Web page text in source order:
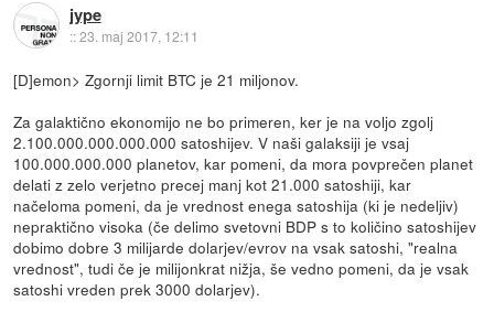
jype
::23. maj 2017, 12:11
[D]emon> Zgornji limit BTC je 21 miljonov.
Za galaktično ekonomijo ne bo primeren, ker je na voljo zgolj
2.100.000.000.000.000 satoshijev. V naši galaksiji je vsaj
100.000.000.000 planetov, kar pomeni, da mora povprečen planet
delati z zelo verjetno precej manj kot 21.000 satoshiji, kar
načeloma pomeni, da je vrednost enega satoshija (ki je nedeljiv)
nepraktično visoka (če delimo svetovni BDP s to količino satoshijev
dobimo dobre 3 milijarde dolarjev/evrov na vsak satoshi, "realna
vrednost", tudi če je milijonkrat nižja, še vedno pomeni, da je vsak
satoshi vreden prek 3000 dolarjev).